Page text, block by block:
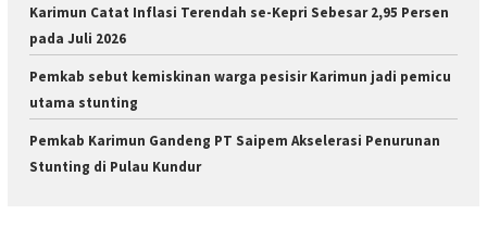
Karimun Catat Inflasi Terendah se-Kepri Sebesar 2,95 Persen
pada Juli 2026
Pemkab sebut kemiskinan warga pesisir Karimun jadi pemicu
utama stunting
Pemkab Karimun Gandeng PT Saipem Akselerasi Penurunan
Stunting di Pulau Kundur